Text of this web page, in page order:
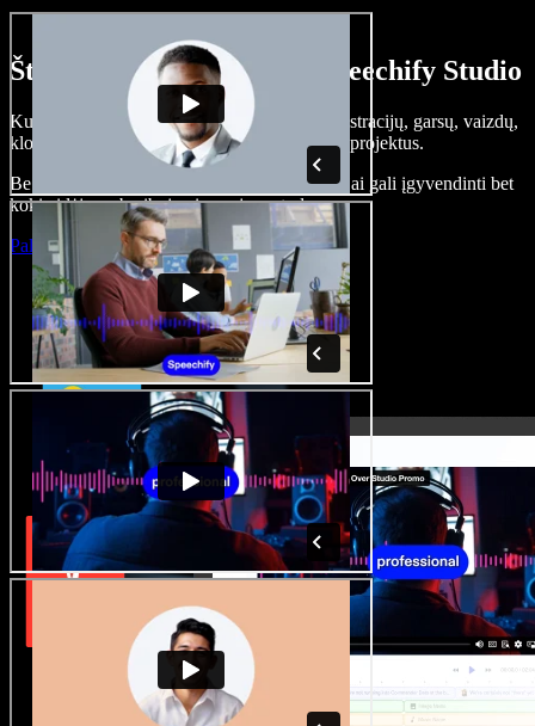
Štai ką galite nuveikti su Speechify Studio
Kurkite įgarsinimus, pridėkite nemokamų iliustracijų, garsų, vaizdų,
klonuokite balsą – kurkite pilnus, įspūdingus projektus.
Be jokių mokymų ir viskas naršyklėje – kūrėjai gali įgyvendinti bet
kokią idėją, neberibojami senųjų metodų.
Paleisti studiją